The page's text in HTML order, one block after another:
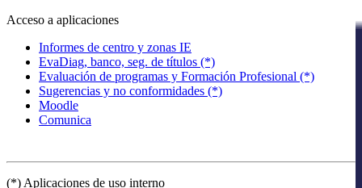
Acceso a aplicaciones
Informes de centro y zonas IE
EvaDiag, banco, seg. de títulos (*)
Evaluación de programas y Formación Profesional (*)
Sugerencias y no conformidades (*)
Moodle
Comunica
(*) Aplicaciones de uso interno